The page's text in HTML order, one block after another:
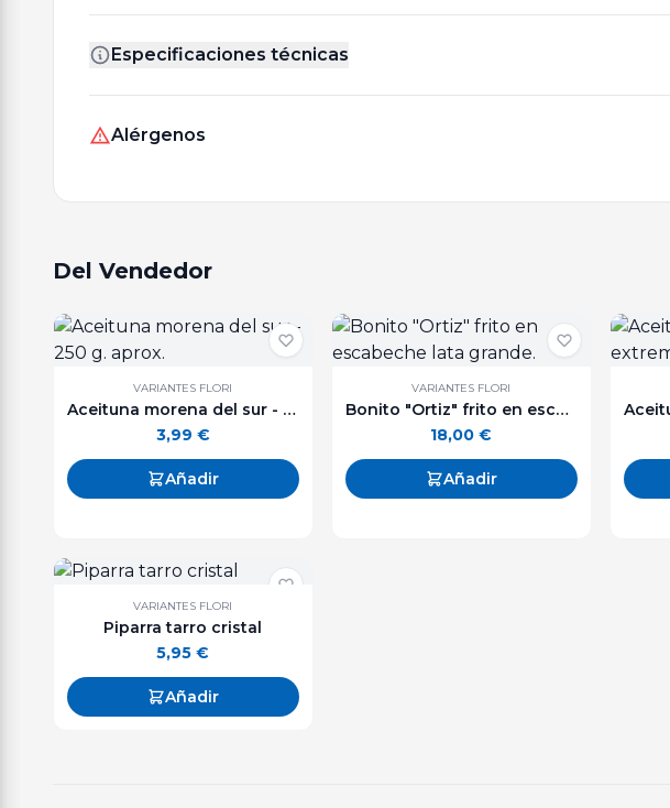
Especificaciones técnicas
Alérgenos
Del Vendedor
VARIANTES FLORI
Aceituna morena del sur - 250 g. aprox.
3,99 €
Añadir
VARIANTES FLORI
Bonito "Ortiz" frito en escabeche lata grande.
18,00€
Añadir
VARIANTES FLORI
Piparra tarro cristal
5,95€
Añadir